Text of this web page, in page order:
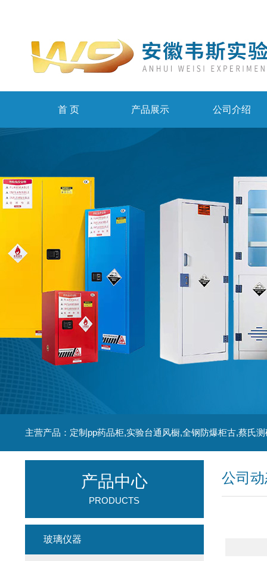
首 页 产品展示 公司介绍
主营产品：定制pp药品柜,实验台通风橱,全钢防爆柜古,蔡氏
公司
产品中心
PRODUCTS
玻璃仪器